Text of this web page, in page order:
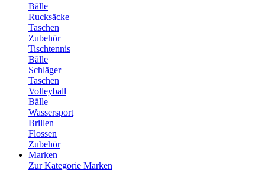
Bälle
Rucksäcke
Taschen
Zubehör
Tischtennis
Bälle
Schläger
Taschen
Volleyball
Bälle
Wassersport
Brillen
Flossen
Zubehör
Marken
Zur Kategorie Marken